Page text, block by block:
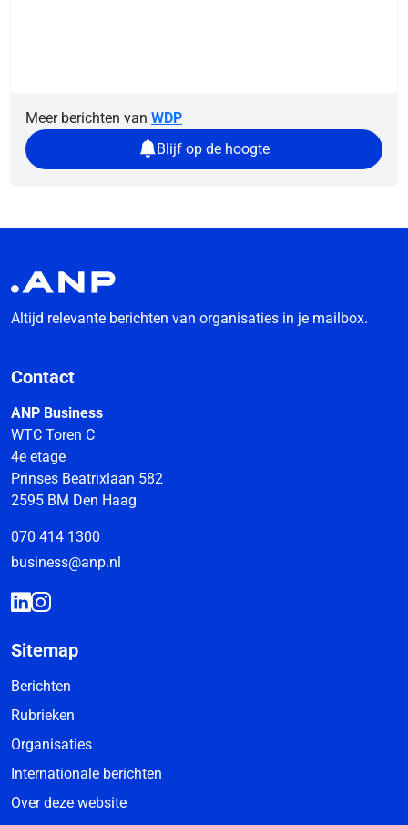
Meer berichten van WDP
Blijf op de hoogte
Altijd relevante berichten van organisaties in je mailbox.
Contact
ANP Business
WTC Toren C
4e etage
Prinses Beatrixlaan 582
2595 BM Den Haag
070 414 1300
business@anp.nl
Sitemap
Berichten
Rubrieken
Organisaties
Internationale berichten
Over deze website